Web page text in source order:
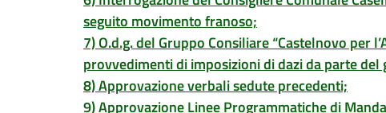
seguito movimento franoso;
7) O.d.g. del Gruppo Consiliare “Castelnovo per
provvedimenti di imposizioni di dazi da parte del
8) Approvazione verbali sedute precedenti;
9) Approvazione Linee Programmatiche di